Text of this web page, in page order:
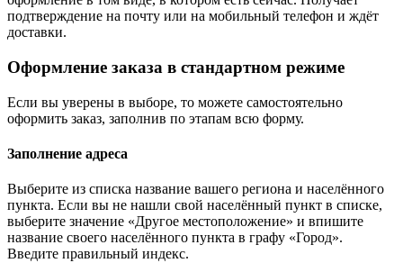
подтверждение на почту или на мобильный телефон и ждёт
доставки.
Оформление заказа в стандартном режиме
Если вы уверены в выборе, то можете самостоятельно
оформить заказ, заполнив по этапам всю форму.
Заполнение адреса
Выберите из списка название вашего региона и населённого
пункта. Если вы не нашли свой населённый пункт в списке,
выберите значение «Другое местоположение» и впишите
название своего населённого пункта в графу «Город».
Введите правильный индекс.